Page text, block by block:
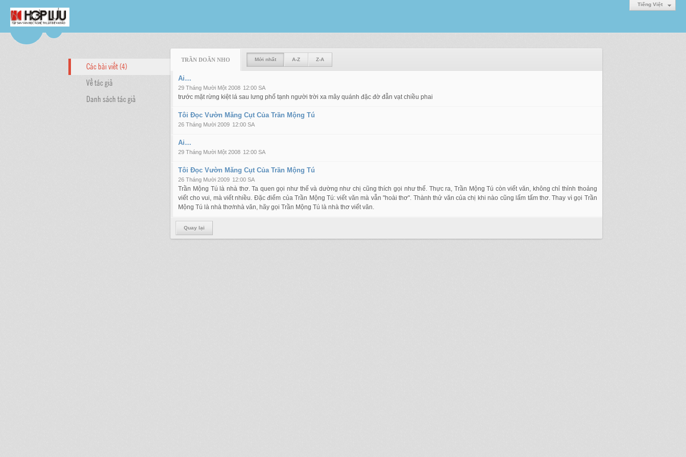
Tiếng Việt
Các bài viết (4)
Về tác giả
Danh sách tác giả
TRẦN DOÃN NHO Mới nhất A-Z Z-A
Ai…
29 Tháng Mười Một 2008 12:00 SA
trước mặt rừng kiệt lá sau lưng phố tạnh người trời xa mây quánh đặc đờ đẫn vạt chiều phai
Tôi Đọc Vườn Măng Cụt Của Trần Mộng Tú
26 Tháng Mười 2009 12:00 SA
Ai…
29 Tháng Mười Một 2008 12:00 SA
Tôi Đọc Vườn Măng Cụt Của Trần Mộng Tú
26 Tháng Mười 2009 12:00 SA
Trần Mộng Tú là nhà thơ. Ta quen gọi như thế và dường như chị cũng thích gọi như thế. Thực ra, Trần Mộng Tú còn viết văn, không chỉ thỉnh thoảng
viết cho vui, mà viết nhiều. Đặc điểm của Trần Mộng Tú: viết văn mà vẫn "hoài thơ". Thành thử văn của chị khi nào cũng lấm tấm thơ. Thay vì gọi Trần
Mộng Tú là nhà thơ/nhà văn, hãy gọi Trần Mộng Tú là nhà thơ viết văn.
Quay lại